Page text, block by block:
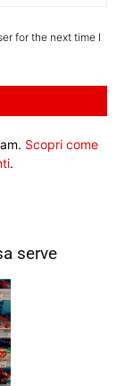
for the next time I
Scopri come
.
serve